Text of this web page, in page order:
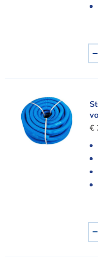
Stofzuigerslang
€